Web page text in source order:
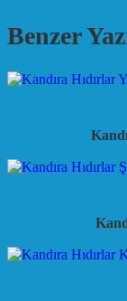
Benzer